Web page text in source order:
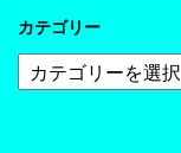
イ
カテゴリー
テ